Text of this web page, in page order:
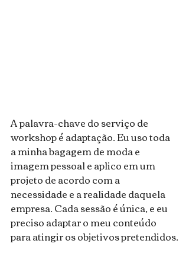
A palavra-chave do serviço de
workshop é adaptação. Eu uso toda
a minha bagagem de moda e
imagem pessoal e aplico em um
projeto de acordo com a
necessidade e a realidade daquela
empresa. Cada sessão é única, e eu
preciso adaptar o meu conteúdo
para atingir os objetivos pretendidos.